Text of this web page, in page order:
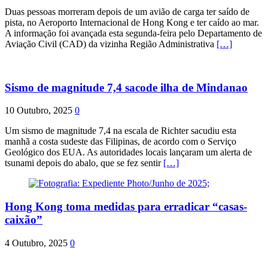
Duas pessoas morreram depois de um avião de carga ter saído de
pista, no Aeroporto Internacional de Hong Kong e ter caído ao mar.
A informação foi avançada esta segunda-feira pelo Departamento de
Aviação Civil (CAD) da vizinha Região Administrativa […]
Sismo de magnitude 7,4 sacode ilha de Mindanao
10 Outubro, 2025 0
Um sismo de magnitude 7,4 na escala de Richter sacudiu esta
manhã a costa sudeste das Filipinas, de acordo com o Serviço
Geológico dos EUA. As autoridades locais lançaram um alerta de
tsunami depois do abalo, que se fez sentir […]
Hong Kong toma medidas para erradicar “casas-
caixão”
4 Outubro, 2025 0